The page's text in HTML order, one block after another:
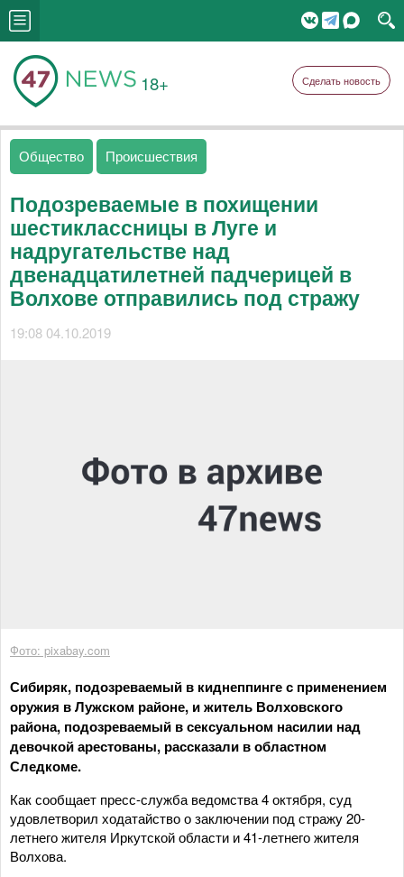
18+ Сделать новость
Общество Происшествия
Подозреваемые в похищении
шестиклассницы в Луге и
надругательстве над
двенадцатилетней падчерицей в
Волхове отправились под стражу
19:08 04.10.2019
Фото: pixabay.com
Сибиряк, подозреваемый в киднеппинге с применением
оружия в Лужском районе, и житель Волховского
района, подозреваемый в сексуальном насилии над
девочкой арестованы, рассказали в областном
Следкоме.
Как сообщает пресс-служба ведомства 4 октября, суд
удовлетворил ходатайство о заключении под стражу 20-
летнего жителя Иркутской области и 41-летнего жителя
Волхова.